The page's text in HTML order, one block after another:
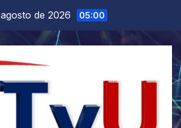
de 2026 05:00